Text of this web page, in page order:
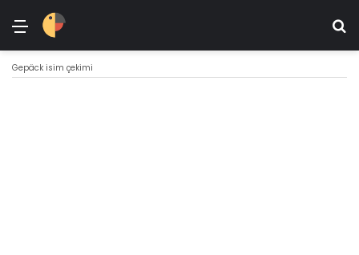
Menü
Gepäck isim çekimi